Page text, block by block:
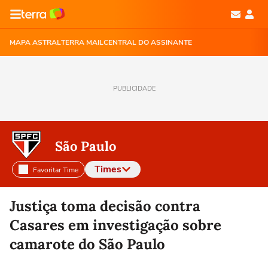
MAPA ASTRALTERRA MAILCENTRAL DO ASSINANTE
PUBLICIDADE
São Paulo
Favoritar Time Times
Selecione o time para ver as notícias
Justiça toma decisão contra
Casares em investigação sobre
camarote do São Paulo